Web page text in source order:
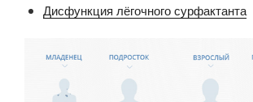
Дисфункция лёгочного сурфактанта